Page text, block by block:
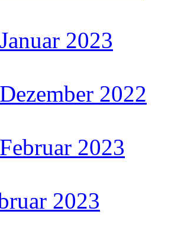
2023
2022
2023
2023